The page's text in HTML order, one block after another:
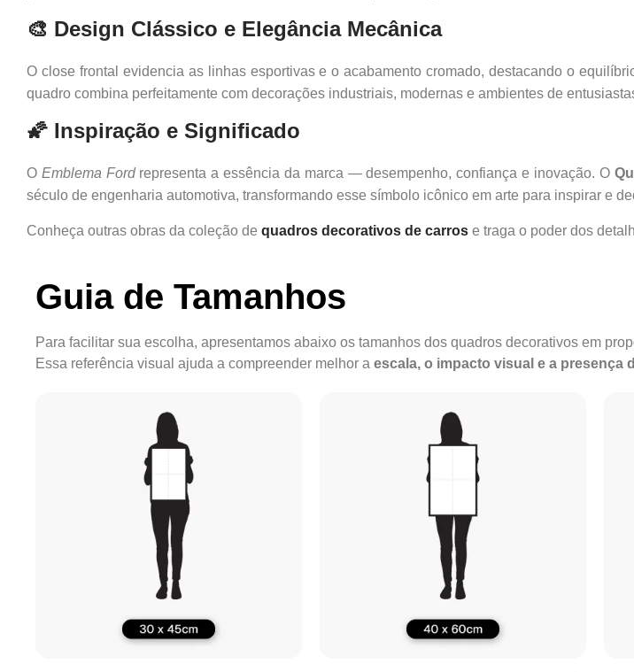
🎨 Design Clássico e Elegância Mecânica
O close frontal evidencia as linhas esportivas e o acabamento cromado, destacando o
quadro combina perfeitamente com decorações industriais, modernas e ambientes de
🌠 Inspiração e Significado
O Emblema Fordrepresenta a essência da marca — desempenho, confiança e inovação. O
século de engenharia automotiva, transformando esse símbolo icônico em arte para inspirar e
Conheça outras obras da coleção de quadros decorativos de carros e traga o poder dos
Guia de Tamanhos
Para facilitar sua escolha, apresentamos abaixo os tamanhos dos quadros decorativos em
Essa referência visual ajuda a compreender melhor a escala, o impacto visual e a presença